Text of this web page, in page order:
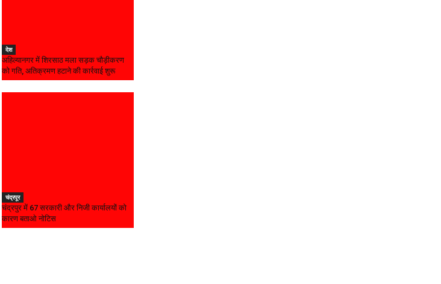
देश
अहिल्यानगर में शिरसाठ मला सड़क चौड़ीकरण
को गति, अतिक्रमण हटाने की कार्रवाई शुरू
चंद्रपूर
चंद्रपुर में 67 सरकारी और निजी कार्यालयों को
कारण बताओ नोटिस